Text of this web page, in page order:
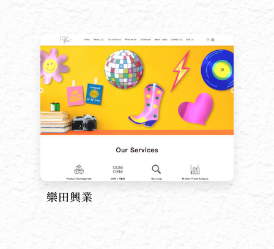
樂田興業